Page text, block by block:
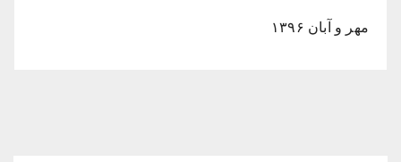
مهر و آبان ۱۳۹۶